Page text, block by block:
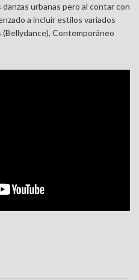
urbanas pero al contar con
a incluir estilos variados
Contemporáneo